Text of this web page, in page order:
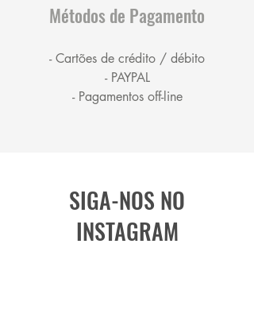
Métodos de Pagamento
- Cartões de crédito / débito
- PAYPAL
- Pagamentos off-line
SIGA-NOS NO
INSTAGRAM